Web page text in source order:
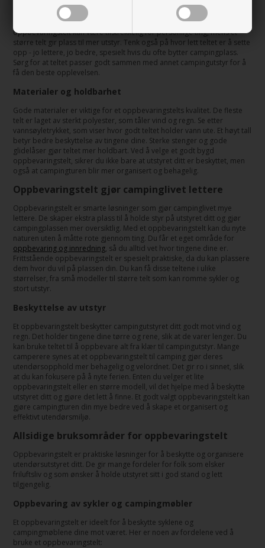
Når du skal velge et oppbevaringstelt, er det viktig å tenke over hva du
har bruk for. Tenk på hvor mye plass du trenger til utstyret ditt. Et lite
oppbevaringstelt kan være tilstrekkelig for personlige ting, mens et
større telt gir plass til mer utstyr. Tenk også på hvor lett teltet er å sette
opp - jo lettere, jo bedre, spesielt hvis du ofte bytter campingplass.
Sørg for at teltet passer godt sammen med annet campingutstyr for å
få den beste opplevelsen.
Materialer og holdbarhet
Gode materialer er viktige for et oppbevaringstelts kvalitet. De fleste
telt er laget av sterkt polyester, som tåler vind og regn. Se etter
vannsøyletrykket, som viser hvor godt teltet holder vann ute. Et høyt tall
betyr bedre beskyttelse av tingene dine. Sterke stenger og gode
glidelåser gjør teltet mer holdbart. Ved å velge et godt bygd
oppbevaringstelt, sikrer du ikke bare at utstyret ditt er beskyttet, men
også at campingturen blir mer organisert og behagelig.
Oppbevaringstelt gjør campinglivet lettere
Oppbevaringstelt er smarte løsninger som gjør campinglivet mye
lettere. De skaper ekstra plass til å holde styr på utstyret ditt og gjør
campingplassen mer oversiktlig. Med et oppbevaringstelt kan du nyte
naturen uten å måtte rote gjennom ting. Du får et eget område for
oppbevaring og innredning, så du alltid vet hvor tingene dine er.
Frittstående oppbevaringstelt er spesielt praktiske, da du kan plassere
dem hvor du vil på plassen din. Du kan få disse teltene i ulike
størrelser, fra små modeller til større telt som kan romme sykler og
stort utstyr.
Beskyttelse av utstyr
Et oppbevaringstelt beskytter campingutstyret ditt godt mot vind og
regn. Det holder tingene dine tørre og rene, slik at de varer lenger. Du
kan bruke teltet til å oppbevare alt fra klær til campingutstyr. Mange
camperere synes at et oppbevaringstelt til camping gjør deres
utendørsopphold mer behagelig og velordnet. Det gir ro i sinnet, slik
at du kan fokusere på å nyte ferien. Enten du velger et lite
oppbevaringstelt eller en større modell, vil det hjelpe med å beskytte
utstyret ditt og gjøre det lett å finne. Et godt valgt oppbevaringstelt kan
gjøre campingturen din mye bedre ved å skape et organisert og
effektivt utendørsmiljø.
Allsidige bruksområder for oppbevaringstelt
Oppbevaringstelt er praktiske løsninger for å beskytte og organisere
utendørsutstyret ditt. De gir mange fordeler for folk som elsker
friluftsliv og som ønsker å holde utstyret sitt i god stand og lett
tilgjengelig.
Oppbevaring av sykler og campingmøbler
Et oppbevaringstelt er ideelt for å beskytte syklene og
campingmøblene dine mot været. Her er noen av fordelene ved å
bruke et oppbevaringstelt: